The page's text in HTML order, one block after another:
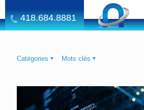
418.684.8881
Catégories Mots clés